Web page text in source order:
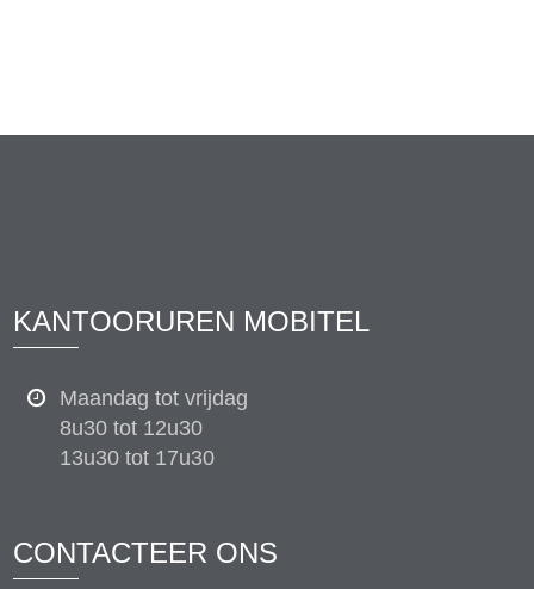
KANTOORUREN MOBITEL
Maandag tot vrijdag
8u30 tot 12u30
13u30 tot 17u30
CONTACTEER ONS